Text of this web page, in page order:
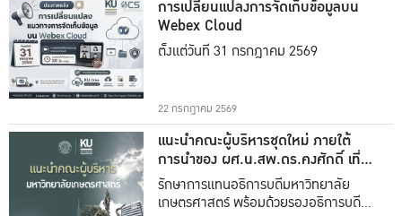
การเปลี่ยนแปลงการจัดเก็บข้อมูลบน
Webex Cloud
ตั้งแต่วันที่ 31 กรกฎาคม 2569
22 กรกฎาคม 2569
แนะนำคณะผู้บริหารชุดใหม่ ภายใต้
การนำของ ผศ.น.สพ.ดร.คงศักดิ์ เที่ยง
ธรรม
รักษาการแทนอธิการบดีมหาวิทยาลัย
เกษตรศาสตร์ พร้อมด้วยรองอธิการบดีทั้ง